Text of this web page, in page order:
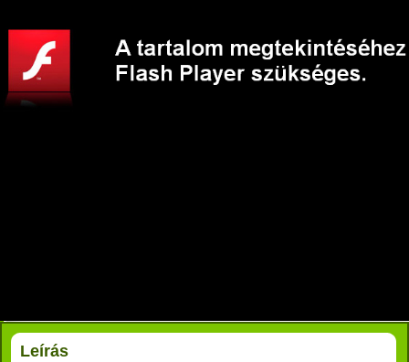
RÉSZLETEK
Leírás